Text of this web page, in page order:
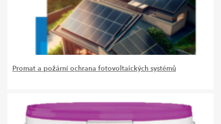
Promat a požární ochrana fotovoltaických systémů